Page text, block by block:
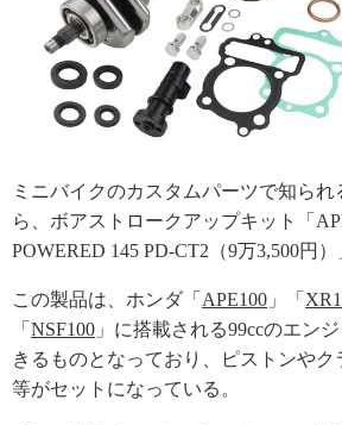
ミニバイクのカスタムパーツで知ら
ら、ボアストロークアップキット「
POWERED 145 PD-CT2（9万3,500円
この製品は、ホンダ「 APE100 」「
「 NSF100 」に搭載される99ccのエン
きるものとなっており、ピストンや
等がセットになっている。